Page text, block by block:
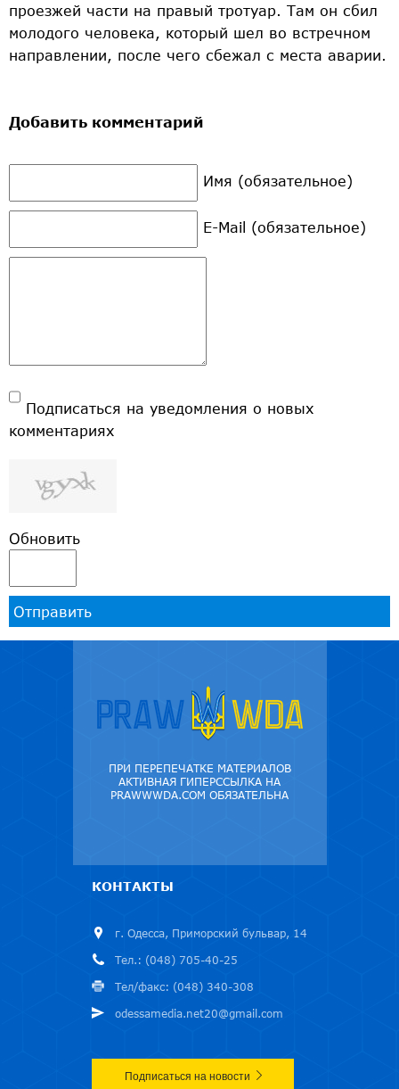
проезжей части на правый тротуар. Там он сбил
молодого человека, который шел во встречном
направлении, после чего сбежал с места аварии.
Добавить комментарий
Имя (обязательное)
E-Mail (обязательное)
Подписаться на уведомления о новых
комментариях
Обновить
Отправить
ПРИ ПЕРЕПЕЧАТКЕ МАТЕРИАЛОВ
АКТИВНАЯ ГИПЕРССЫЛКА НА
PRAWWWDA.COM ОБЯЗАТЕЛЬНА
КОНТАКТЫ
г. Одесса, Приморский бульвар, 14
Тел.: (048) 705-40-25
Тел/факс: (048) 340-308
odessamedia.net20@gmail.com
Подписаться на новости